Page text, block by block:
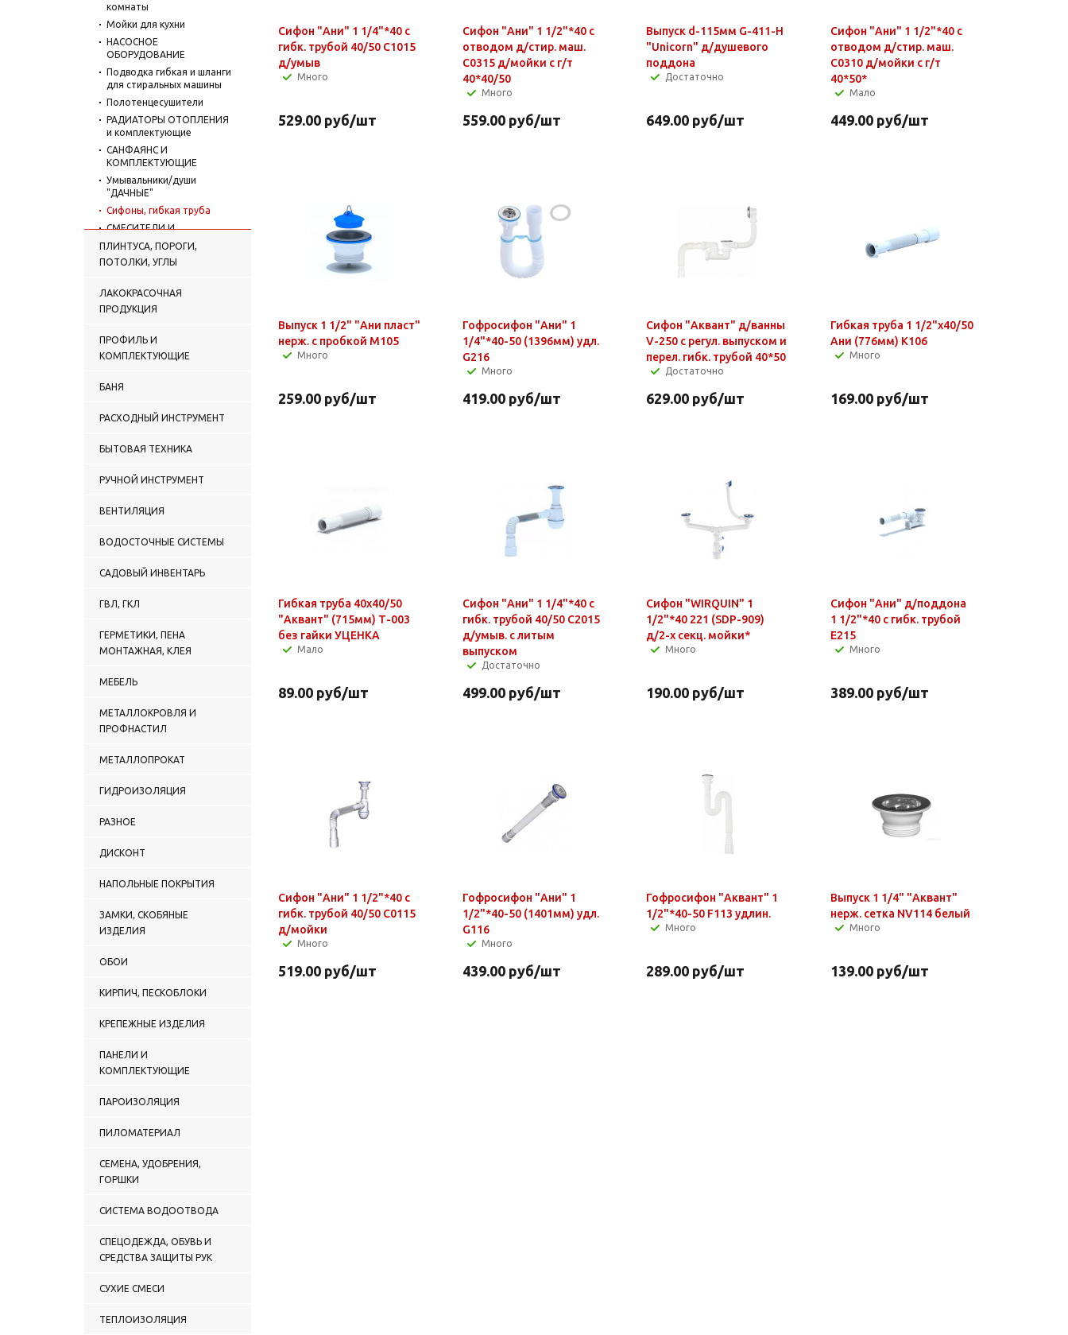
комнаты
Мойки для кухни
НАСОСНОЕ
ОБОРУДОВАНИЕ
Подводка гибкая и шланги
для стиральных машины
Полотенцесушители
РАДИАТОРЫ ОТОПЛЕНИЯ
и комплектующие
САНФАЯНС И
КОМПЛЕКТУЮЩИЕ
Умывальники/души
"ДАЧНЫЕ"
Сифоны, гибкая труба
СМЕСИТЕЛИ И
КОМПЛЕКТУЮЩИЕ
Счетчики воды,
манометры
Уплотнительные
бытовые
ВОДЯНЫЕ ТЕПЛЫЕ ПОЛЫ
(трубы и комлектующие)
ПЛИНТУСА, ПОРОГИ,
ПОТОЛКИ, УГЛЫ
ЛАКОКРАСОЧНАЯ
ПРОДУКЦИЯ
ПРОФИЛЬ И
КОМПЛЕКТУЮЩИЕ
БАНЯ
РАСХОДНЫЙ ИНСТРУМЕНТ
БЫТОВАЯ ТЕХНИКА
РУЧНОЙ ИНСТРУМЕНТ
ВЕНТИЛЯЦИЯ
ВОДОСТОЧНЫЕ СИСТЕМЫ
САДОВЫЙ ИНВЕНТАРЬ
ГВЛ, ГКЛ
ГЕРМЕТИКИ, ПЕНА
МОНТАЖНАЯ, КЛЕЯ
МЕБЕЛЬ
МЕТАЛЛОКРОВЛЯ И
ПРОФНАСТИЛ
МЕТАЛЛОПРОКАТ
ГИДРОИЗОЛЯЦИЯ
РАЗНОЕ
ДИСКОНТ
НАПОЛЬНЫЕ ПОКРЫТИЯ
ЗАМКИ, СКОБЯНЫЕ
ИЗДЕЛИЯ
ОБОИ
КИРПИЧ, ПЕСКОБЛОКИ
КРЕПЕЖНЫЕ ИЗДЕЛИЯ
ПАНЕЛИ И
КОМПЛЕКТУЮЩИЕ
ПАРОИЗОЛЯЦИЯ
ПИЛОМАТЕРИАЛ
СЕМЕНА, УДОБРЕНИЯ,
ГОРШКИ
СИСТЕМА ВОДООТВОДА
СПЕЦОДЕЖДА, ОБУВЬ И
СРЕДСТВА ЗАЩИТЫ РУК
СУХИЕ СМЕСИ
ТЕПЛОИЗОЛЯЦИЯ
Сифон "Ани" 1 1/4"*40 с
гибк. трубой 40/50 С1015
д/умыв
Много
529.00 руб/шт
Сифон "Ани" 1 1/2"*40 с
отводом д/стир. маш.
C0315 д/мойки с г/т
40*40/50
Много
559.00руб/шт
Выпуск d-115мм G-411-H
"Unicorn" д/душевого
поддона
Достаточно
649.00 руб/шт
Сифон "Ани" 1 1/2"*40 с
отводом д/стир. маш.
C0310 д/мойки с г/т
40*50*
Мало
449.00руб/шт
Выпуск 1 1/2" "Ани пласт"
нерж. с пробкой М105
Много
259.00 руб/шт
Гофросифон "Ани" 1
1/4"*40-50 (1396мм) удл.
G216
Много
419.00руб/шт
Сифон "Аквант" д/ванны
V-250 с регул. выпуском и
перел. гибк. трубой 40*50
Достаточно
629.00 руб/шт
Гибкая труба 1 1/2"х40/50
Ани (776мм) К106
Много
169.00руб/шт
Гибкая труба 40х40/50
"Аквант" (715мм) Т-003
без гайки УЦЕНКА
Мало
89.00 руб/шт
Сифон "Ани" 1 1/4"*40 с
гибк. трубой 40/50 С2015
д/умыв. с литым
выпуском
Достаточно
499.00руб/шт
Сифон "WIRQUIN" 1
1/2"*40 221 (SDP-909)
д/2-х секц. мойки*
Много
190.00 руб/шт
Сифон "Ани" д/поддона
1 1/2"*40 с гибк. трубой
Е215
Много
389.00руб/шт
Сифон "Ани" 1 1/2"*40 с
гибк. трубой 40/50 С0115
д/мойки
Много
519.00 руб/шт
Гофросифон "Ани" 1
1/2"*40-50 (1401мм) удл.
G116
Много
439.00руб/шт
Гофросифон "Аквант" 1
1/2"*40-50 F113 удлин.
Много
289.00 руб/шт
Выпуск 1 1/4" "Аквант"
нерж. сетка NV114 белый
Много
139.00руб/шт